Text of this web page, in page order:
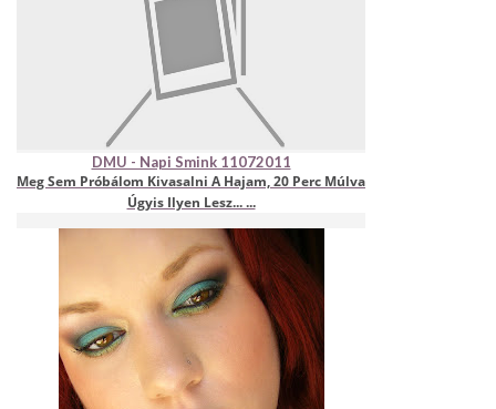
DMU - Napi Smink 11072011
Meg Sem Próbálom Kivasalni A Hajam, 20 Perc Múlva
Úgyis Ilyen Lesz... ...